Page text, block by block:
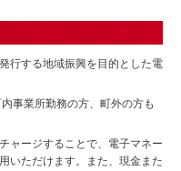
行する地域振興を目的とした電
事業所勤務の方、町外の方も
ャージすることで、電子マネー
いただけます。また、現金また